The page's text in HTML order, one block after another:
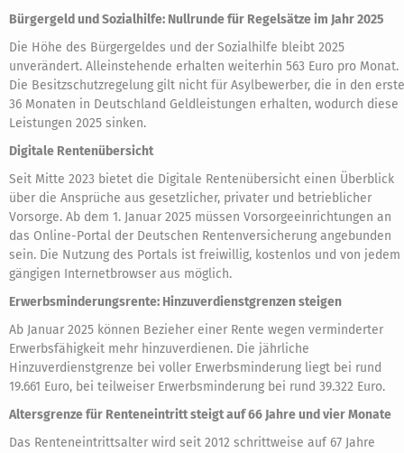
Bürgergeld und Sozialhilfe: Nullrunde für Regelsätze im Jahr 2025
Die Höhe des Bürgergeldes und der Sozialhilfe bleibt 2025
unverändert. Alleinstehende erhalten weiterhin 563 Euro pro Monat.
Die Besitzschutzregelung gilt nicht für Asylbewerber, die in den
36 Monaten in Deutschland Geldleistungen erhalten, wodurch diese
Leistungen 2025 sinken.
Digitale Rentenübersicht
Seit Mitte 2023 bietet die Digitale Rentenübersicht einen Überblick
über die Ansprüche aus gesetzlicher, privater und betrieblicher
Vorsorge. Ab dem 1. Januar 2025 müssen Vorsorgeeinrichtungen an
das Online-Portal der Deutschen Rentenversicherung angebunden
sein. Die Nutzung des Portals ist freiwillig, kostenlos und von jedem
gängigen Internetbrowser aus möglich.
Erwerbsminderungsrente: Hinzuverdienstgrenzen steigen
Ab Januar 2025 können Bezieher einer Rente wegen verminderter
Erwerbsfähigkeit mehr hinzuverdienen. Die jährliche
Hinzuverdienstgrenze bei voller Erwerbsminderung liegt bei rund
19.661 Euro, bei teilweiser Erwerbsminderung bei rund 39.322 Euro.
Altersgrenze für Renteneintritt steigt auf 66 Jahre und vier Monate
Das Renteneintrittsalter wird seit 2012 schrittweise auf 67 Jahre